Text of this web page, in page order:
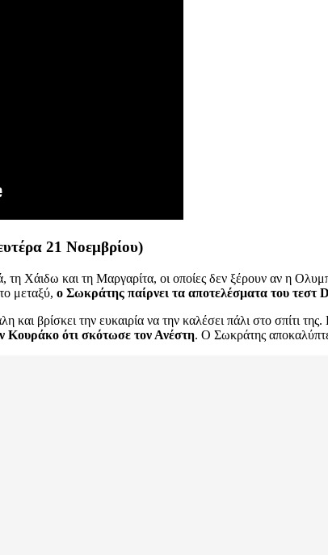
21 Νοεμβρίου)
τη Χάιδω και τη Μαργαρίτα, οι οποίες δεν ξέρουν αν η
μεταξύ, ο Σωκράτης παίρνει τα αποτελέσματα του τεστ
βρίσκει την ευκαιρία να την καλέσει πάλι στο σπίτι
Κουράκο ότι σκότωσε τον Ανέστη. Ο Σωκράτης